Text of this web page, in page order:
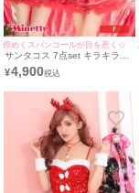
煌めくスパンコールが目を惹く☆
サンタコス 7点set キラキラト
ナカイプチプラコスプレ [トッ
プス+スカート+チョーカー+ス
トバンド+Tバック]
¥4,900